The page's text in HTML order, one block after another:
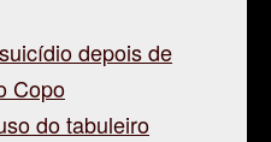
depois de
Copo
do tabuleiro